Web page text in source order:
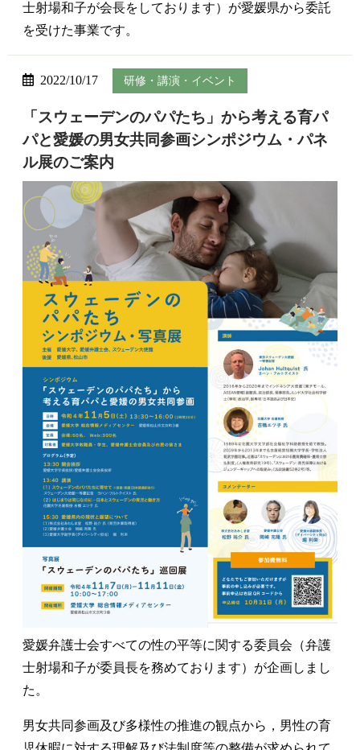
士射場和子が会長をしております）が愛媛県から委託
を受けた事業です。
2022/10/17 研修・講演・イベント
「スウェーデンのパパたち」から考える育パ
パと愛媛の男女共同参画シンポジウム・パネ
ル展のご案内
愛媛弁護士会すべての性の平等に関する委員会（弁護
士射場和子が委員長を務めております）が企画しまし
た。
男女共同参画及び多様性の推進の観点から，男性の育